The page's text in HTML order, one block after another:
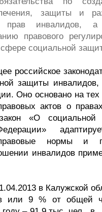
защиты и
прав инвалидов,
правового
сфере социальной
российское
защиты инвалидов,
Оно основано на
актов о
«О
правовые нормы и
инвалидов
в Калужской
или 9 % от общей